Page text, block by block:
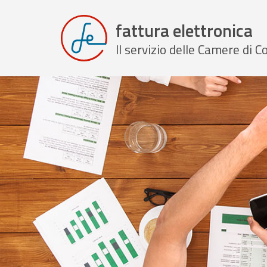
fattura elettronica
Il servizio delle Camere di